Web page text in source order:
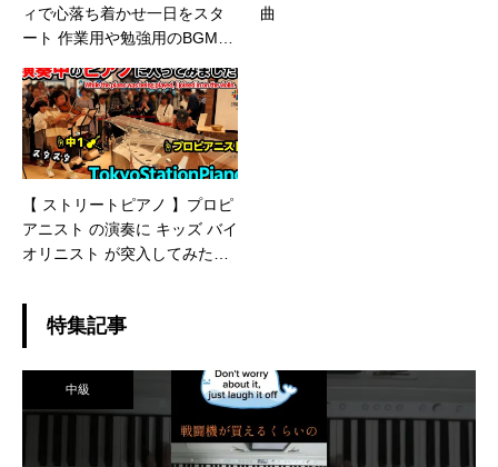
ィで心落ち着かせ一日をスタ
ート 作業用や勉強用のBGMと
s
曲
【 ストリートピアノ 】プロピ
アニスト の演奏に キッズ バイ
オリニスト が突入してみた
イオリン #あやーん #apt
特集記事
中級